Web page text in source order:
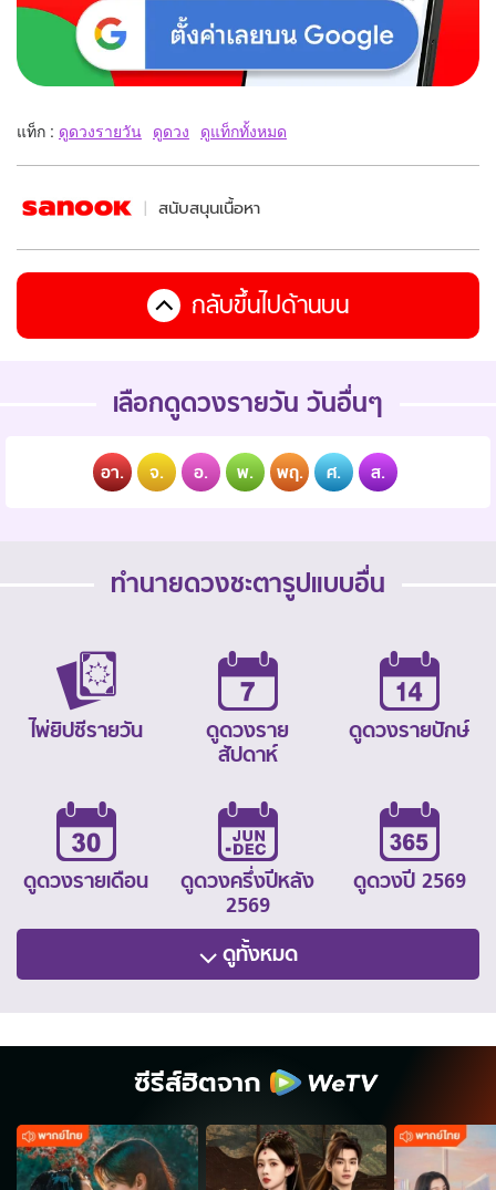
แท็ก : ดูดวงรายวัน ดูดวง ดูแท็กทั้งหมด
สนับสนุนเนื้อหา
กลับขึ้นไปด้านบน
เลือกดูดวงรายวัน วันอื่นๆ
อา. จ. อ. พ. พฤ. ศ. ส.
ทำนายดวงชะตารูปแบบอื่น
ไพ่ยิปซีรายวัน
ดูดวงราย
สัปดาห์
ดูดวงรายปักษ์
ดูดวงรายเดือน
ดูดวงครึ่งปีหลัง
2569
ดูดวงปี 2569
ดูทั้งหมด
ซีรีส์ฮิตจาก